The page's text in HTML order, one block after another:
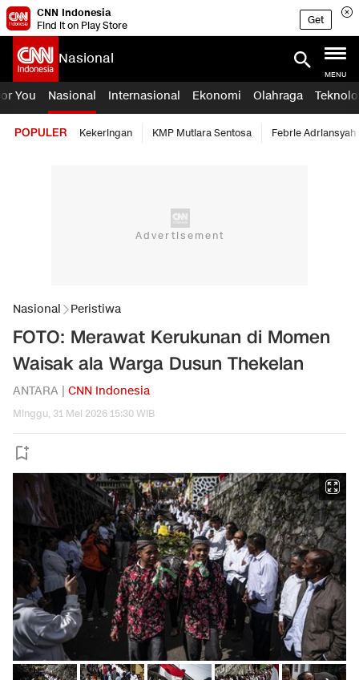
CNN Indonesia
Find it on Play Store
Get
Nasional
MENU
You Nasional Internasional Ekonomi Olahraga
POPULER Kekeringan KMP Mutiara Sentosa Febrie Adriansyah
Nasional Peristiwa
FOTO: Merawat Kerukunan di Momen
Waisak ala Warga Dusun Thekelan
ANTARA | CNN Indonesia
Minggu, 31 Mei 2026 15:30 WIB